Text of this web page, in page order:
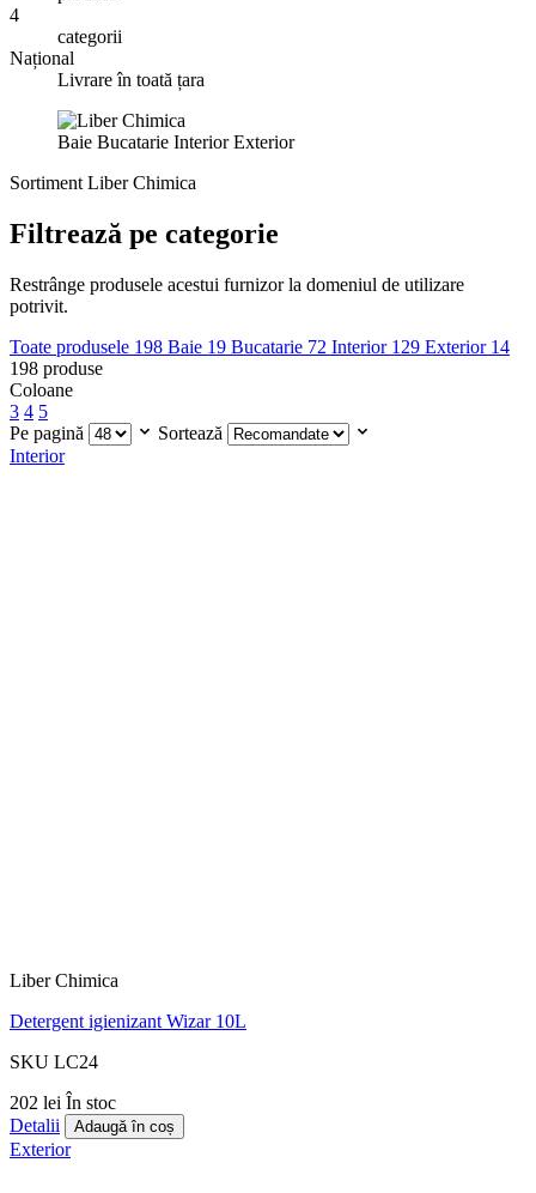
4
categorii
Național
Livrare în toată țara
Baie Bucatarie Interior Exterior
Sortiment Liber Chimica
Filtrează pe categorie
Restrânge produsele acestui furnizor la domeniul de utilizare
potrivit.
Toate produsele 198 Baie 19 Bucatarie 72 Interior 129 Exterior 14
198 produse
Coloane
3 4 5
Pe pagină
Sortează
Interior
Liber Chimica
Detergent igienizant Wizar 10L
SKU LC24
202 lei În stoc
Detalii
Adaugă în coș
Exterior